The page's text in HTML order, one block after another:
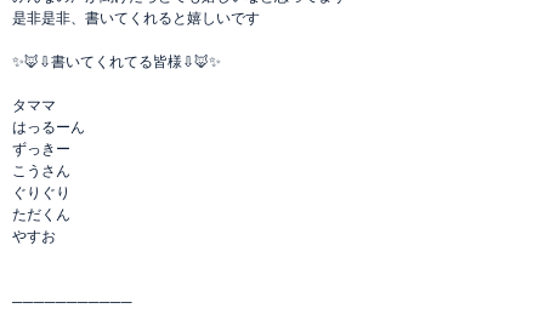
是非是非、書いてくれると嬉しいです
✨🦊⇩書いてくれてる皆様⇩🦊✨
タママ
はっるーん
ずっきー
こうさん
ぐりぐり
ただくん
やすお
───────────